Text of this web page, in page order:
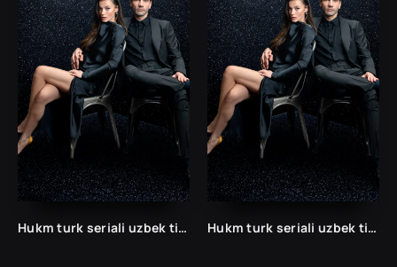
Hukm turk seriali uzbek tilida /Хукм турк сериали ўзбек тилида/ 203. 204. 205. 206. 207. 208. 209. 210. 211. 212. 213. 214. 215 barcha qismlari. Hukm turk seriali uzbek tilida /Хукм турк сериали ўзбек тилида/ 203. 204. 205. 206. 207. 208. 209. 210. 211. 212. 213. 214. 215 barcha qismlari.